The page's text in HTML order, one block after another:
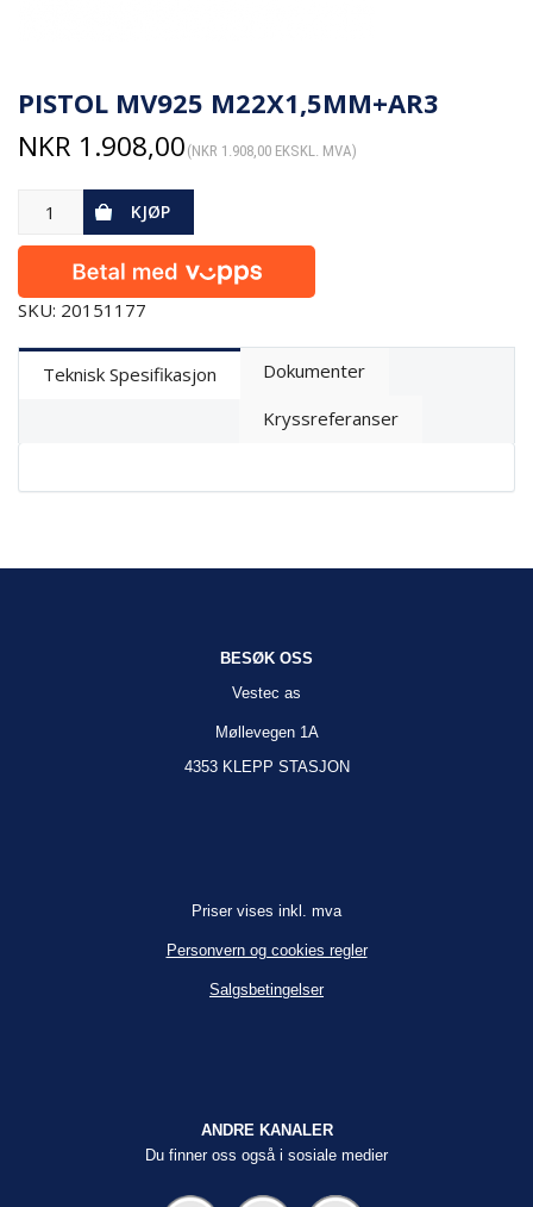
PISTOL MV925 M22X1,5MM+AR3
NKR 1.908,00 (NKR 1.908,00 EKSKL. MVA)
KJØP
SKU: 20151177
Teknisk Spesifikasjon
Dokumenter
Kryssreferanser
BESØK OSS
Vestec as
Møllevegen 1A
4353 KLEPP STASJON
Priser vises inkl. mva
Personvern og cookies regler
Salgsbetingelser
ANDRE KANALER
Du finner oss også i sosiale medier